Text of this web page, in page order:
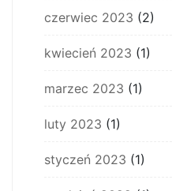
czerwiec 2023 (2)
kwiecień 2023 (1)
marzec 2023 (1)
luty 2023 (1)
styczeń 2023 (1)